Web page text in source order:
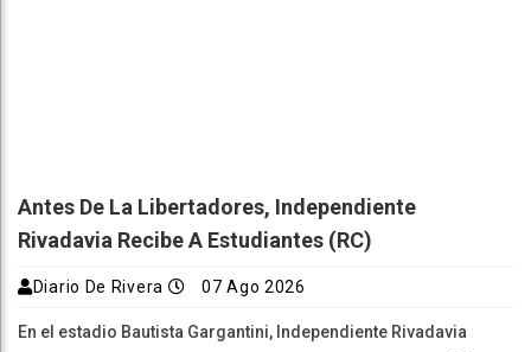
Antes De La Libertadores, Independiente
Rivadavia Recibe A Estudiantes (RC)
Diario De Rivera 07 Ago 2026
En el estadio Bautista Gargantini, Independiente Rivadavia